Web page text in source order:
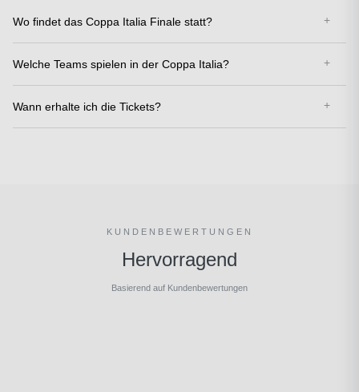
Wo findet das Coppa Italia Finale statt?
Welche Teams spielen in der Coppa Italia?
Wann erhalte ich die Tickets?
KUNDENBEWERTUNGEN
Hervorragend
Basierend auf Kundenbewertungen